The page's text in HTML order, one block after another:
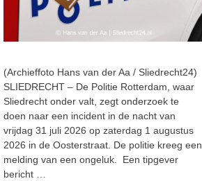
(Archieffoto Hans van der Aa / Sliedrecht24)
SLIEDRECHT – De Politie Rotterdam, waar
Sliedrecht onder valt, zegt onderzoek te
doen naar een incident in de nacht van
vrijdag 31 juli 2026 op zaterdag 1 augustus
2026 in de Oosterstraat. De politie kreeg een
melding van een ongeluk. Een tipgever
bericht …